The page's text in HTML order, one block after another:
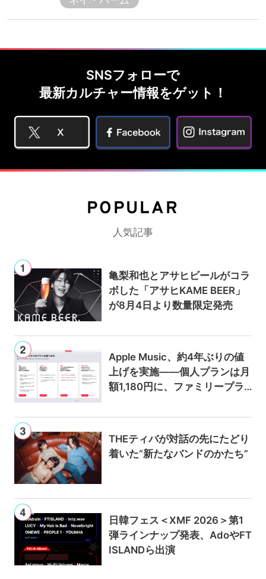
SNSフォローで
最新カルチャー情報をゲット！
POPULAR
人気記事
亀梨和也とアサヒビールがコラ
ボした「アサヒKAME BEER」
が8月4日より数量限定発売
Apple Music、約4年ぶりの値
上げを実施——個人プランは月
額1,180円に、ファミリープラ
THEティバが対話の先にたどり
着いた“新たなバンドのかたち”
日韓フェス＜XMF 2026＞第1
弾ラインナップ発表、AdoやFT
ISLANDら出演